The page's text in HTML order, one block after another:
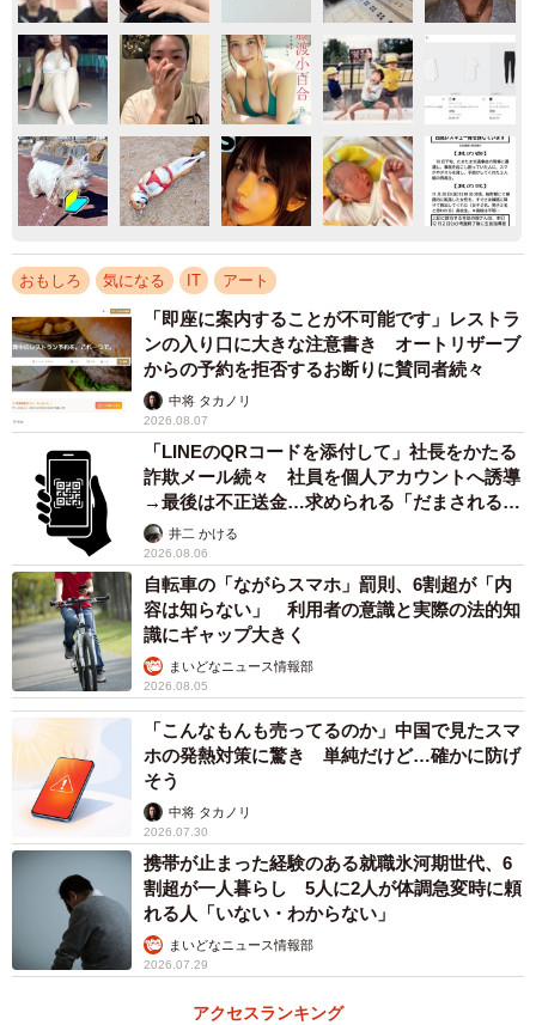
おもしろ 気になる IT アート
「即座に案内することが不可能です」レストラ
ンの入り口に大きな注意書き オートリザーブ
からの予約を拒否するお断りに賛同者続々
中将 タカノリ
2026.08.07
「LINEのQRコードを添付して」社長をかたる
詐欺メール続々 社員を個人アカウントへ誘導
→最後は不正送金…求められる「だまされる前
提」の対策
井二 かける
2026.08.06
自転車の「ながらスマホ」罰則、6割超が「内
容は知らない」 利用者の意識と実際の法的知
識にギャップ大きく
まいどなニュース情報部
2026.08.05
「こんなもんも売ってるのか」中国で見たスマ
ホの発熱対策に驚き 単純だけど…確かに防げ
そう
中将 タカノリ
2026.07.30
携帯が止まった経験のある就職氷河期世代、6
割超が一人暮らし 5人に2人が体調急変時に頼
れる人「いない・わからない」
まいどなニュース情報部
2026.07.29
アクセスランキング